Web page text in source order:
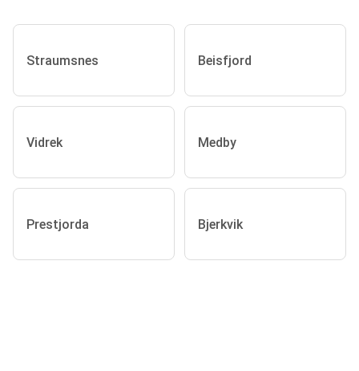
Straumsnes Beisfjord
Vidrek Medby
Prestjorda Bjerkvik